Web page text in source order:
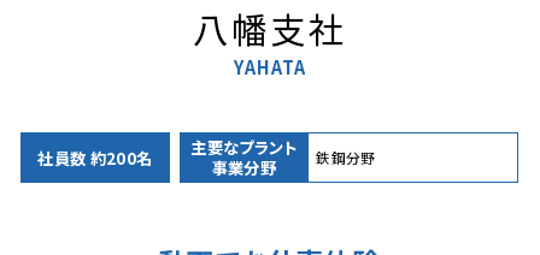
八幡支社
YAHATA
社員数 約200名
主要なプラント
事業分野
鉄鋼分野